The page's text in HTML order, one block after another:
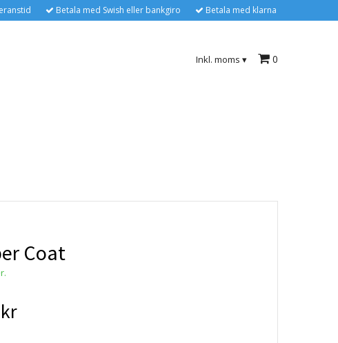
Betala med Swish eller bankgiro Betala med klarna
Inkl. moms ▾ 0
Coat